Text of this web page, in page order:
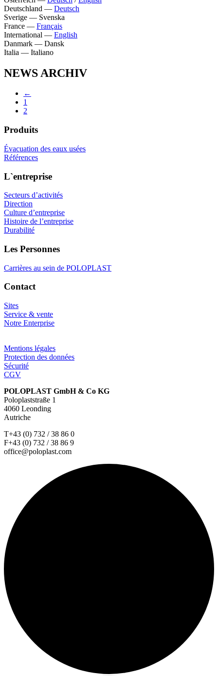
Deutschland — Deutsch
Sverige — Svenska
France — Français
International — English
Danmark — Dansk
Italia — Italiano
NEWS ARCHIV
←
1
2
Produits
Évacuation des eaux usées
Références
L`entreprise
Secteurs d’activités
Direction
Culture d’entreprise
Histoire de l’entreprise
Durabilité
Les Personnes
Carrières au sein de POLOPLAST
Contact
Sites
Service & vente
Notre Enterprise
Mentions légales
Protection des données
Sécurité
CGV
POLOPLAST GmbH & Co KG
Poloplaststraße 1
4060 Leonding
Autriche
T+43 (0) 732 / 38 86 0
F+43 (0) 732 / 38 86 9
office@poloplast.com